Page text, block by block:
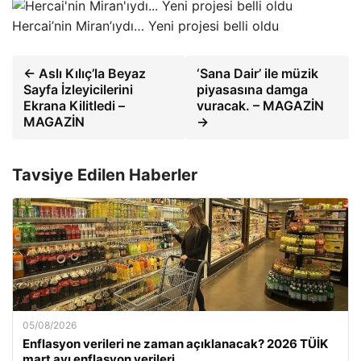
Hercai’nin Miran’ıydı… Yeni projesi belli oldu
← Aslı Kılıç’la Beyaz
Sayfa İzleyicilerini
Ekrana Kilitledi –
MAGAZİN
‘Sana Dair’ ile müzik
piyasasına damga
vuracak. – MAGAZİN
→
Tavsiye Edilen Haberler
05/08/2026
Enflasyon verileri ne zaman açıklanacak? 2026 TÜİK